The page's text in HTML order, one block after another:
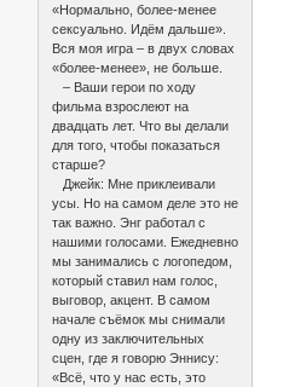
«Нормально, более-менее
сексуально. Идём дальше».
Вся моя игра – в двух словах
«более-менее», не больше.
– Ваши герои по ходу
фильма взрослеют на
двадцать лет. Что вы делали
для того, чтобы показаться
старше?
Джейк: Мне приклеивали
усы. Но на самом деле это не
так важно. Энг работал с
нашими голосами. Ежедневно
мы занимались с логопедом,
который ставил нам голос,
выговор, акцент. В самом
начале съёмок мы снимали
одну из заключительных
сцен, где я говорю Эннису:
«Всё, что у нас есть, это